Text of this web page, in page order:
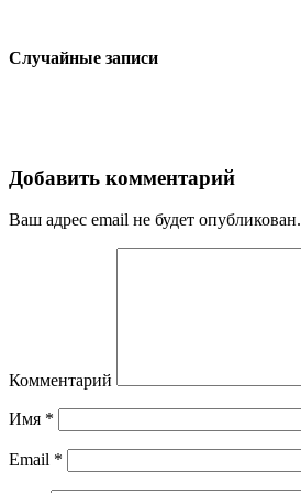
Случайные записи
Добавить комментарий
Ваш адрес email не будет опубликован.
Комментарий
Имя *
Email *